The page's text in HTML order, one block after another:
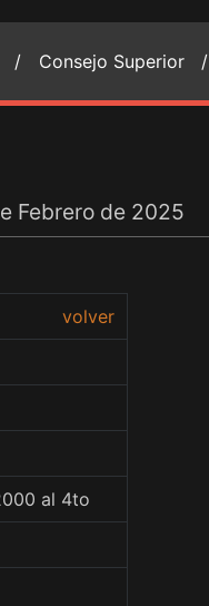
/ Consejo Superior /
Febrero de 2025
volver
al 4to